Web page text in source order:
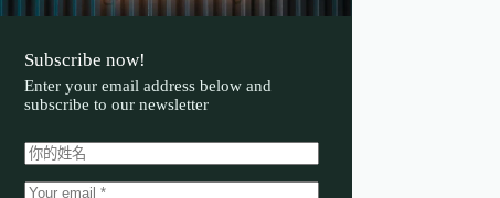
Subscribe now!
Enter your email address below and
subscribe to our newsletter